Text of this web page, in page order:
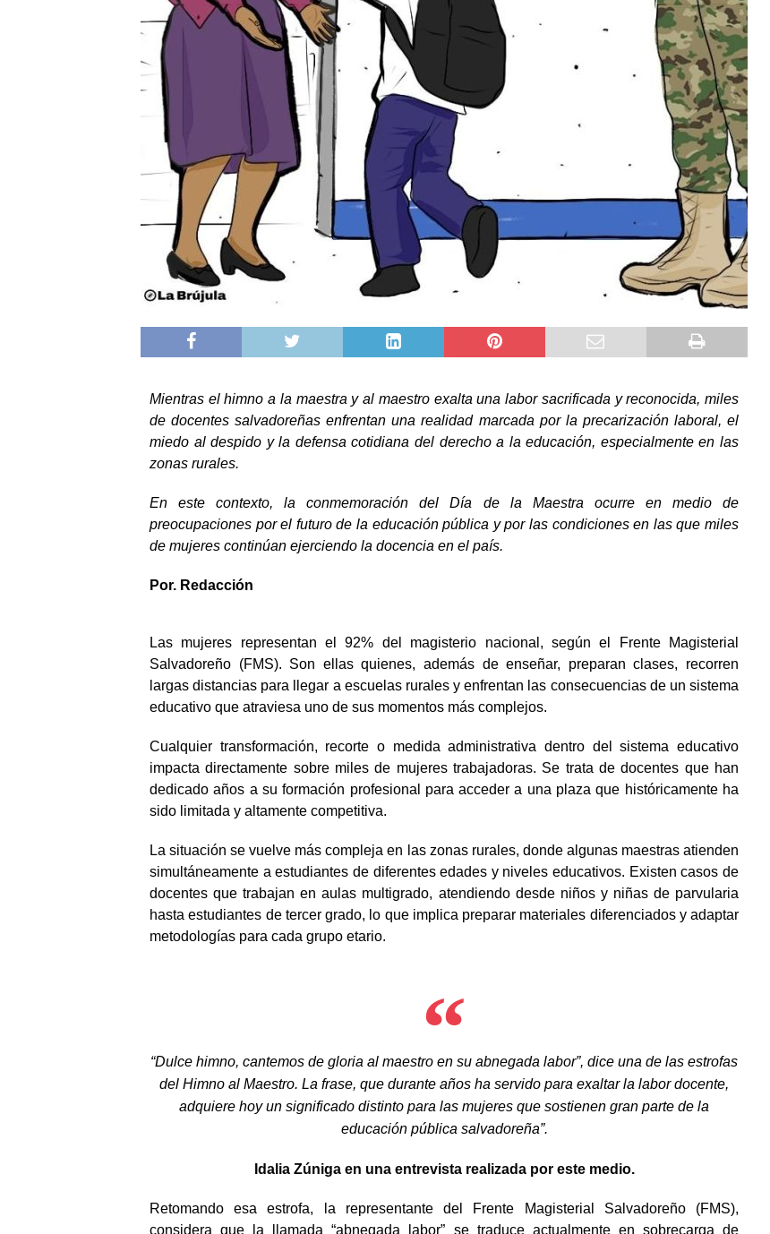
Mientras el himno a la maestra y al maestro exalta una labor sacrificada y reconocida, miles
de docentes salvadoreñas enfrentan una realidad marcada por la precarización laboral, el
miedo al despido y la defensa cotidiana del derecho a la educación, especialmente en las
zonas rurales.
En este contexto, la conmemoración del Día de la Maestra ocurre en medio de
preocupaciones por el futuro de la educación pública y por las condiciones en las que miles
de mujeres continúan ejerciendo la docencia en el país.
Por. Redacción
Las mujeres representan el 92% del magisterio nacional, según el Frente Magisterial
Salvadoreño (FMS). Son ellas quienes, además de enseñar, preparan clases, recorren
largas distancias para llegar a escuelas rurales y enfrentan las consecuencias de un sistema
educativo que atraviesa uno de sus momentos más complejos.
Cualquier transformación, recorte o medida administrativa dentro del sistema educativo
impacta directamente sobre miles de mujeres trabajadoras. Se trata de docentes que han
dedicado años a su formación profesional para acceder a una plaza que históricamente ha
sido limitada y altamente competitiva.
La situación se vuelve más compleja en las zonas rurales, donde algunas maestras atienden
simultáneamente a estudiantes de diferentes edades y niveles educativos. Existen casos de
docentes que trabajan en aulas multigrado, atendiendo desde niños y niñas de parvularia
hasta estudiantes de tercer grado, lo que implica preparar materiales diferenciados y adaptar
metodologías para cada grupo etario.
“Dulce himno, cantemos de gloria al maestro en su abnegada labor”, dice una de las estrofas
del Himno al Maestro. La frase, que durante años ha servido para exaltar la labor docente,
adquiere hoy un significado distinto para las mujeres que sostienen gran parte de la
educación pública salvadoreña”.
Idalia Zúniga en una entrevista realizada por este medio.
Retomando esa estrofa, la representante del Frente Magisterial Salvadoreño (FMS),
considera que la llamada “abnegada labor” se traduce actualmente en sobrecarga de